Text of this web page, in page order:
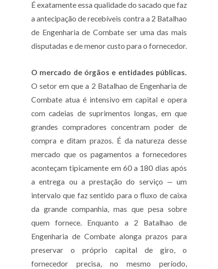
É exatamente essa qualidade do sacado que faz
a antecipação de recebíveis contra a 2 Batalhao
de Engenharia de Combate ser uma das mais
disputadas e de menor custo para o fornecedor.
O mercado de órgãos e entidades públicas.
O setor em que a 2 Batalhao de Engenharia de
Combate atua é intensivo em capital e opera
com cadeias de suprimentos longas, em que
grandes compradores concentram poder de
compra e ditam prazos. É da natureza desse
mercado que os pagamentos a fornecedores
aconteçam tipicamente em 60 a 180 dias após
a entrega ou a prestação do serviço — um
intervalo que faz sentido para o fluxo de caixa
da grande companhia, mas que pesa sobre
quem fornece. Enquanto a 2 Batalhao de
Engenharia de Combate alonga prazos para
preservar o próprio capital de giro, o
fornecedor precisa, no mesmo período,